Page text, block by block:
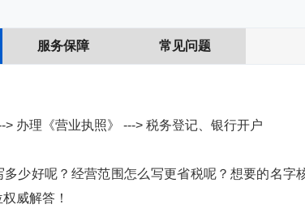
服务保障 常见问题
> 办理《营业执照》 ---> 税务登记、银行开户
多少好呢？经营范围怎么写更省税呢？想要的名
威解答！